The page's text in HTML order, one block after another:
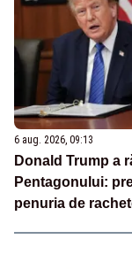
6 aug. 2026, 09:13
Donald Trump a
Pentagonului:
penuria de